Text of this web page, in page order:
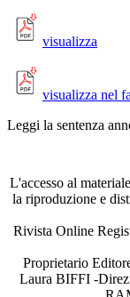
visualizza
visualizza nel
Leggi la sentenza
L'accesso al
la riproduzione e
Rivista Online
Proprietario
Laura BIFFI -